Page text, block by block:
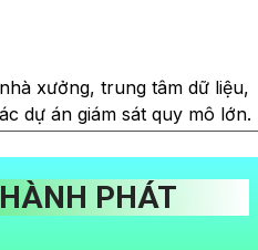
xưởng, trung tâm dữ liệu,
dự án giám sát quy mô lớn.
PHÁT